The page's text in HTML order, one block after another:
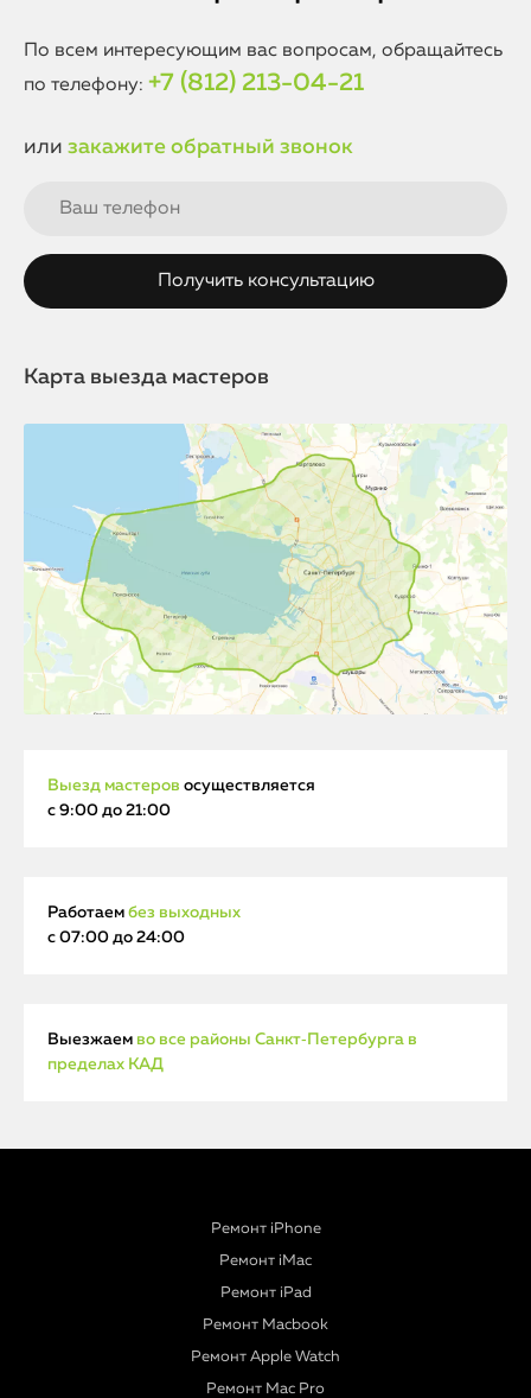
По всем интересующим вас вопросам, обращайтесь
по телефону: +7 (812) 213-04-21
или закажите обратный звонок
Карта выезда мастеров
Выезд мастеров осуществляется
с 9:00 до 21:00
Работаем без выходных
с 07:00 до 24:00
Выезжаем во все районы Санкт‑Петербурга в
пределах КАД
Ремонт iPhone
Ремонт iMac
Ремонт iPad
Ремонт Macbook
Ремонт Apple Watch
Ремонт Mac Pro